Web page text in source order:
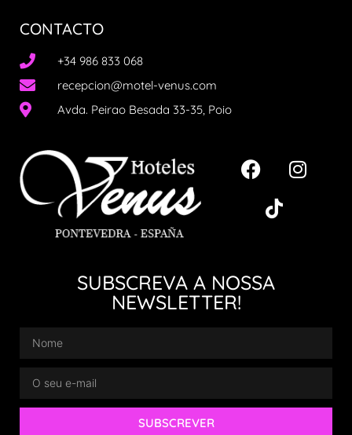
CONTACTO
+34 986 833 068
recepcion@motel-venus.com
Avda. Peirao Besada 33-35, Poio
SUBSCREVA A NOSSA
NEWSLETTER!
SUBSCREVER